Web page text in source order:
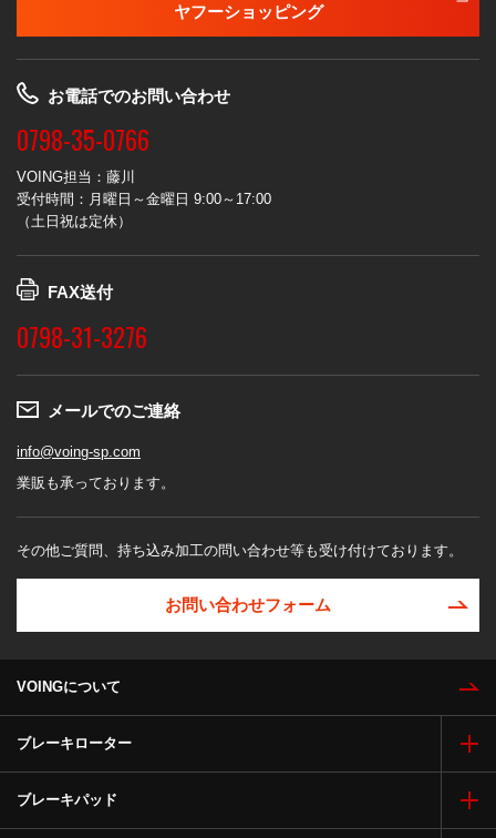
ヤフーショッピング
お電話でのお問い合わせ
0798-35-0766
VOING担当：藤川
受付時間：月曜日～金曜日 9:00～17:00
（土日祝は定休）
FAX送付
0798-31-3276
メールでのご連絡
info@voing-sp.com
業販も承っております。
その他ご質問、持ち込み加工の問い合わせ等も受け付けております。
お問い合わせフォーム
VOINGについて
ブレーキローター
ブレーキパッド